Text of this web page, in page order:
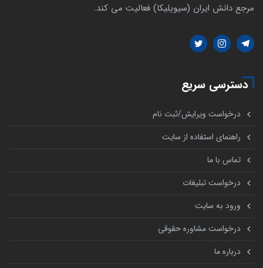
مرجع دانش ایران (سیویلیکا) فعالیت می کند.
دسترسی سریع
درخواست ویرایش/ثبت نام
راهنمای استفاده از سایت
تماس با ما
درخواست تبلیغات
ورود به سایت
درخواست مشاوره حقوقی
درباره ما